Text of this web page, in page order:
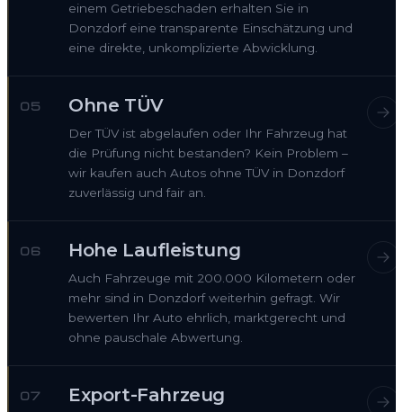
einem Getriebeschaden erhalten Sie in
Donzdorf eine transparente Einschätzung und
eine direkte, unkomplizierte Abwicklung.
05 Ohne TÜV
Der TÜV ist abgelaufen oder Ihr Fahrzeug hat
die Prüfung nicht bestanden? Kein Problem –
wir kaufen auch Autos ohne TÜV in Donzdorf
zuverlässig und fair an.
06 Hohe Laufleistung
Auch Fahrzeuge mit 200.000 Kilometern oder
mehr sind in Donzdorf weiterhin gefragt. Wir
bewerten Ihr Auto ehrlich, marktgerecht und
ohne pauschale Abwertung.
07 Export-Fahrzeug